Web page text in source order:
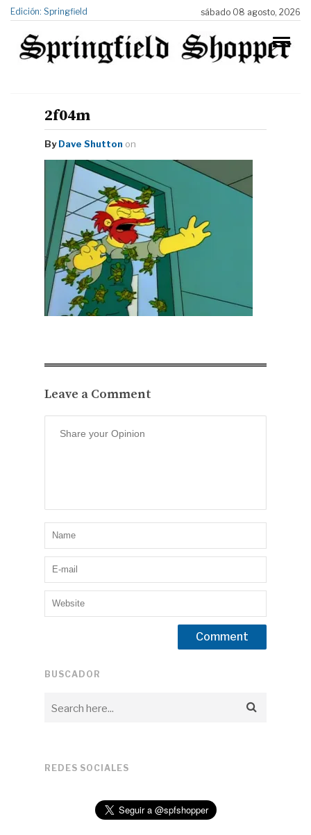
Edición: Springfield sábado 08 agosto, 2026
2f04m
By Dave Shutton on
Leave a Comment
BUSCADOR
REDES SOCIALES